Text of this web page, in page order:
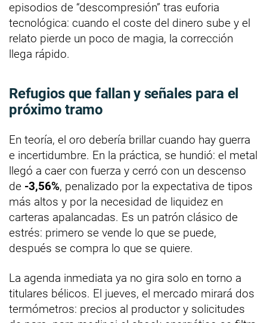
episodios de “descompresión” tras euforia
tecnológica: cuando el coste del dinero sube y el
relato pierde un poco de magia, la corrección
llega rápido.
Refugios que fallan y señales para el
próximo tramo
En teoría, el oro debería brillar cuando hay guerra
e incertidumbre. En la práctica, se hundió: el metal
llegó a caer con fuerza y cerró con un descenso
de -3,56%, penalizado por la expectativa de tipos
más altos y por la necesidad de liquidez en
carteras apalancadas. Es un patrón clásico de
estrés: primero se vende lo que se puede,
después se compra lo que se quiere.
La agenda inmediata ya no gira solo en torno a
titulares bélicos. El jueves, el mercado mirará dos
termómetros: precios al productor y solicitudes